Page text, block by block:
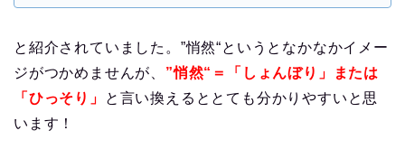
と紹介されていました。”悄然“というとなかなかイメー
ジがつかめませんが、 ”悄然“＝「しょんぼり」または
「ひっそり」
と言い換えるととても分かりやすいと思
います！